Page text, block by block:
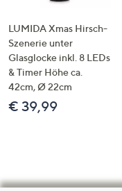
LUMIDA Xmas Hirsch-
Szenerie unter
Glasglocke inkl. 8 LEDs
& Timer Höhe ca.
42cm, Ø 22cm
€ 39,99